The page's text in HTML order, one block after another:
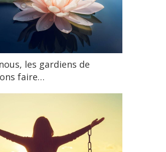
les gardiens de
faire…